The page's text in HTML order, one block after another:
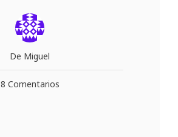
De Miguel
8 Comentarios